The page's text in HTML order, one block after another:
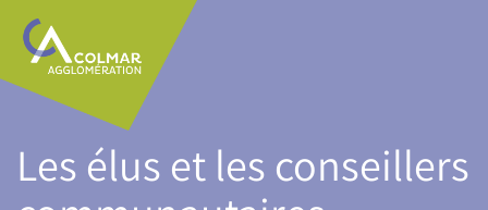
Aller
contenu
principal
Main
navigation
Les élus et les conseillers